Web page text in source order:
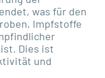
was für den
Impfstoffe
Dies ist
und